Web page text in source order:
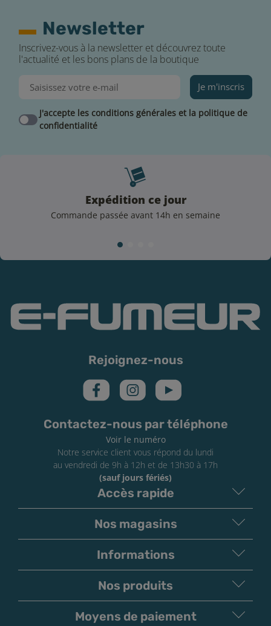
Conserver votre e-liquide à l’abri de la lumière et
dans un endroit sec
Privilégiez le stockage de votre e-liquide à une
Évitez de laisser votre e-liquide à l’air libre.
Rebouchez soigneusement votre flacon après
chaque utilisation
flacons d’e-liquide de la marque Green Vapes sont
étiquetés selon les dispositions de l’article 48 du
règlement n°1272/2008.
des mentions d’avertissement et de danger sont
6 mg/mL de nicotine : H311Toxique par contact
cutané, catégorie 3
11 mg/mL de nicotine :H311 Toxique par contact
16 mg/mL de nicotine :H311Toxique par contact
Newsletter
Inscrivez-vous à la newsletter et découvrez toute
l'actualité et les bons plans de la boutique
Je m'inscris
J'accepte les conditions générales et la politique de
confidentialité
Expédition ce jour
Commande passée avant 14h en semaine
Rejoignez-nous
Contactez-nous par téléphone
Voir le numéro
Notre service client vous répond du lundi
au vendredi de 9h à 12h et de 13h30 à 17h
(sauf jours fériés)
Accès rapide
Nos magasins
Informations
Nos produits
Moyens de paiement